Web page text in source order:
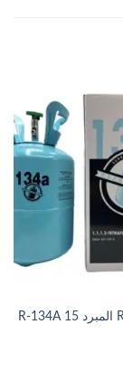
المبرد R-134A المبرد R-134A 15